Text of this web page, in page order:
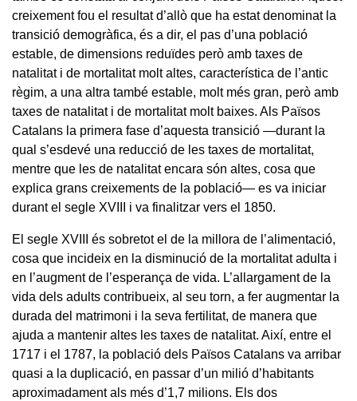
creixement fou el resultat d’allò que ha estat denominat la
transició demogràfica, és a dir, el pas d’una població
estable, de dimensions reduïdes però amb taxes de
natalitat i de mortalitat molt altes, característica de l’antic
règim, a una altra també estable, molt més gran, però amb
taxes de natalitat i de mortalitat molt baixes. Als Països
Catalans la primera fase d’aquesta transició —durant la
qual s’esdevé una reducció de les taxes de mortalitat,
mentre que les de natalitat encara són altes, cosa que
explica grans creixements de la població— es va iniciar
durant el segle XVIII i va finalitzar vers el 1850.
El segle XVIII és sobretot el de la millora de l’alimentació,
cosa que incideix en la disminució de la mortalitat adulta i
en l’augment de l’esperança de vida. L’allargament de la
vida dels adults contribueix, al seu torn, a fer augmentar la
durada del matrimoni i la seva fertilitat, de manera que
ajuda a mantenir altes les taxes de natalitat. Així, entre el
1717 i el 1787, la població dels Països Catalans va arribar
quasi a la duplicació, en passar d’un milió d’habitants
aproximadament als més d’1,7 milions. Els dos